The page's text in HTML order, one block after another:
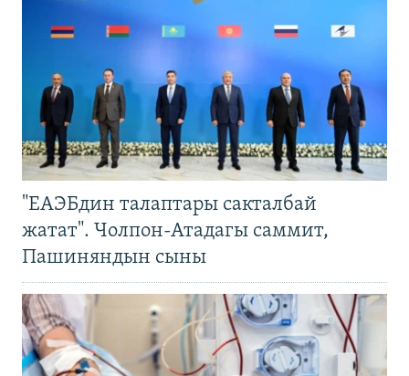
"ЕАЭБдин талаптары сакталбай
жатат". Чолпон-Атадагы саммит,
Пашиняндын сыны